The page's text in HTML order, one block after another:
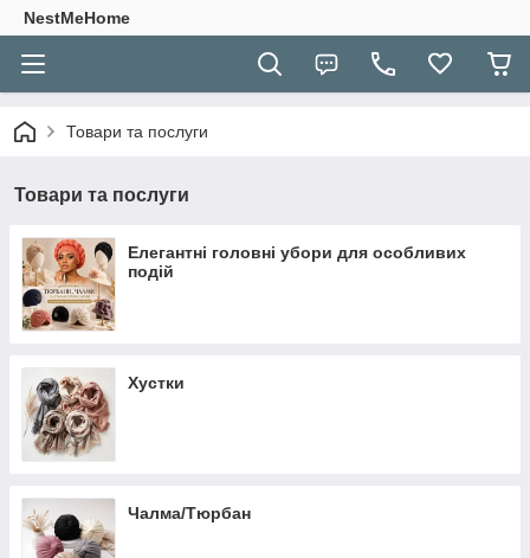
NestMeHome
Товари та послуги
Товари та послуги
Елегантні головні убори для особливих
подій
Хустки
Чалма/Тюрбан